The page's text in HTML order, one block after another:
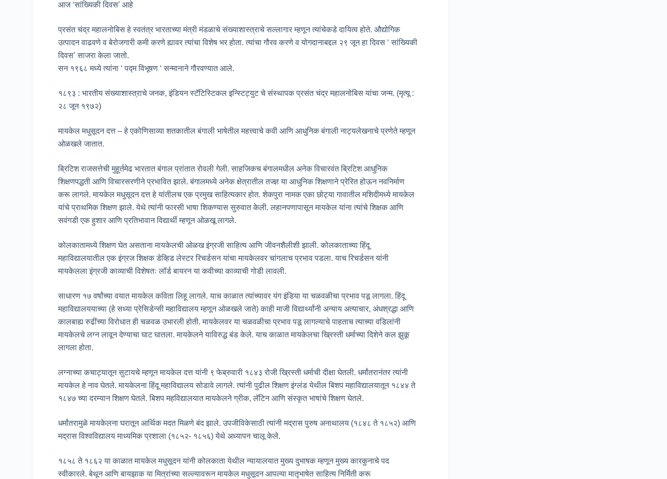
आज ‘सांख्यिकी दिवस’ आहे
प्रसंत चंद्र महालनोबिस हे स्वतंत्र भारताच्या मंत्री मंडळाचे संख्याशास्त्राचे सल्लागार म्हणून त्यांचेकडे दायित्व होते. औद्योगिक
उत्पादन वाढवणे व बेरोजगारी कमी करणे ह्यावर त्यांचा विशेष भर होता. त्यांचा गौरव करणे व योगदानाबद्दल २९ जून हा दिवस ‘ सांख्यिकी
दिवस’ साजरा केला जातो.
सन १९६८ मध्ये त्यांना ‘ पद्म विभूषण ‘ सन्मानाने गौरवण्यात आले.
१८९३ : भारतीय संख्याशास्त्राचे जनक, इंडियन स्टॅटिस्टिकल इन्स्टिट्युट चे संस्थापक प्रसंत चंद्र महालनोबिस यांचा जन्म. (मृत्यू :
२८ जून १९७२)
मायकेल मधुसूदन दत्त – हे एकोणिसाव्या शतकातील बंगाली भाषेतील महत्त्वाचे कवी आणि आधुनिक बंगाली नाट्यलेखनाचे प्रणेते म्हणून
ओळखले जातात.
ब्रिटिश राजसत्तेची मुहूर्तमेढ भारतात बंगाल प्रांतात रोवली गेली. साहजिकच बंगालमधील अनेक विचारवंत ब्रिटिश आधुनिक
शिक्षणपद्धती आणि विचारसरणीने प्रभावित झाले. बंगालमध्ये अनेक क्षेत्रातील तज्ज्ञ या आधुनिक शिक्षणाने प्रेरित होऊन नवनिर्माण
करू लागले. मायकेल मधुसूदन दत्त हे यांतीलच एक प्रमुख साहित्यकार होत. शेकपुरा नामक एका छोट्या गावातील मशिदीमध्ये मायकेल
यांचे प्राथमिक शिक्षण झाले. येथे त्यांनी फारसी भाषा शिकण्यास सुरुवात केली. लहानपणापासून मायकेल यांना त्यांचे शिक्षक आणि
सवंगडी एक हुशार आणि प्रतिभावान विद्यार्थी म्हणून ओळखू लागले.
कोलकातामध्ये शिक्षण घेत असताना मायकेलची ओळख इंग्रजी साहित्य आणि जीवनशैलीशी झाली. कोलकाताच्या हिंदू
महाविद्यालयातील एक इंग्रज शिक्षक डेव्हिड लेस्टर रिचर्डसन यांचा मायकेलवर चांगलाच प्रभाव पडला. याच रिचर्डसन यांनी
मायकेलला इंग्रजी काव्याची विशेषतः लॉर्ड बायरन या कवीच्या काव्याची गोडी लावली.
साधारण १७ वर्षांच्या वयात मायकेल कविता लिहू लागले. याच काळात त्यांच्यावर यंग इंडिया या चळवळीचा प्रभाव पडू लागला. हिंदू
महाविद्यालययाच्या (हे सध्या प्रेसिडेन्सी महाविद्यालय म्हणून ओळखले जाते) काही माजी विद्यार्थ्यांनी अन्याय अत्याचार, अंधश्रद्धा आणि
कालबाह्य रुढींच्या विरोधात ही चळवळ उभारली होती. मायकेलवर या चळवळीचा प्रभाव पडू लागल्याचे पाहताच त्याच्या वडिलांनी
मायकेलचे लग्न लावून देण्याचा घाट घातला. मायकेलने याविरुद्ध बंड केले. याच काळात मायकेलचा ख्रिस्ती धर्माच्या दिशेने कल झुकू
लागला होता.
लग्नाच्या कचाट्यातून सुटायचे म्हणून मायकेल दत्त यांनी ९ फेब्रुवारी १८४३ रोजी ख्रिस्ती धर्माची दीक्षा घेतली. धर्मांतरानंतर त्यांनी
मायकेल हे नाव घेतले. मायकेलना हिंदू महाविद्यालय सोडावे लागले. त्यांनी पुढील शिक्षण इंग्लंड येथील बिशप महाविद्यालयातून १८४४ ते
१८४७ च्या दरम्यान शिक्षण घेतले. बिशप महविद्यालयात मायकेलने ग्रीक, लॅटिन आणि संस्कृत भाषांचे शिक्षण घेतले.
धर्मांतरामुळे मायकेलना घरातून आर्थिक मदत मिळणे बंद झाले. उपजीविकेसाठी त्यांनी मद्रास पुरुष अनाथालय (१८४८ ते १८५२) आणि
मद्रास विश्वविद्यालय माध्यमिक प्रशाला (१८५२- १८५६) येथे अध्यापन चालू केले.
१८५८ ते १८६२ या काळात मायकेल मधुसूदन यांनी कोलकाता येथील न्यायालयात मुख्य दुभाषक म्हणून मुख्य कारकुनाचे पद
स्वीकारले. बेथून आणि बायझाक या मित्रांच्या सल्ल्यावरून मायकेल मधुसूदन आपल्या मातृभाषेत साहित्य निर्मिती करू